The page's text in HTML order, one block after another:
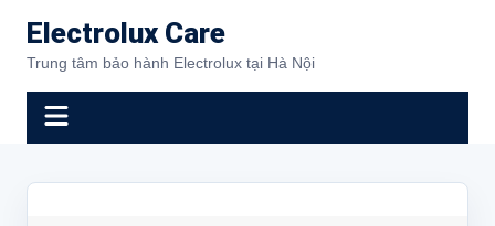
đến
phần
Electrolux Care
Trung tâm bảo hành Electrolux tại Hà Nội